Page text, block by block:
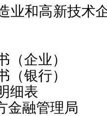
和高新技术
企业）
银行）
细表
融管理局